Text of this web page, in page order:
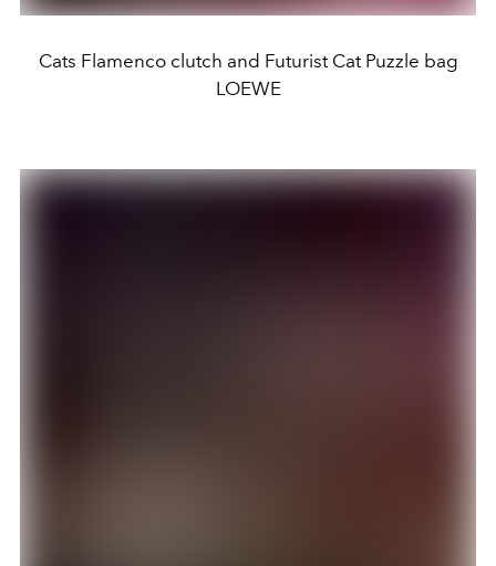
Cats Flamenco clutch and Futurist Cat Puzzle bag
LOEWE